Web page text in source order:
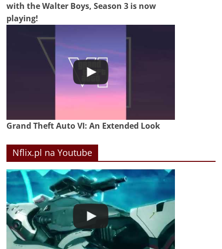
with the Walter Boys, Season 3 is now
playing!
Grand Theft Auto VI: An Extended Look
Nflix.pl na Youtube